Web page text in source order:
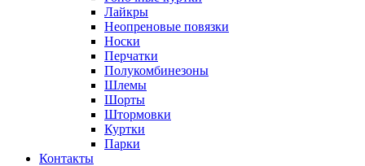
Лайкры
Неопреновые повязки
Носки
Перчатки
Полукомбинезоны
Шлемы
Шорты
Штормовки
Куртки
Парки
Контакты